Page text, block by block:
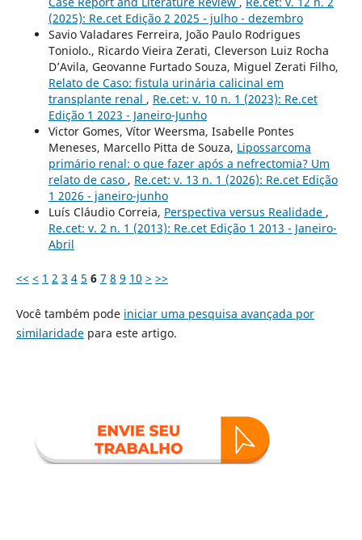
(2025): Re.cet Edição 2 2025 - julho - dezembro
Savio Valadares Ferreira, João Paulo Rodrigues
Toniolo., Ricardo Vieira Zerati, Cleverson Luiz Rocha
D’Avila, Geovanne Furtado Souza, Miguel Zerati Filho,
Relato de Caso: fistula urinária calicinal em
transplante renal , Re.cet: v. 10 n. 1 (2023): Re.cet
Edição 1 2023 - Janeiro-Junho
Victor Gomes, Vítor Weersma, Isabelle Pontes
Meneses, Marcello Pitta de Souza, Lipossarcoma
primário renal: o que fazer após a nefrectomia? Um
relato de caso , Re.cet: v. 13 n. 1 (2026): Re.cet Edição
1 2026 - janeiro-junho
Luís Cláudio Correia, Perspectiva versus Realidade ,
Re.cet: v. 2 n. 1 (2013): Re.cet Edição 1 2013 - Janeiro-
Abril
<< < 1 2 3 4 5 6 7 8 9 10 > >>
Você também pode iniciar uma pesquisa avançada por
similaridadepara este artigo.